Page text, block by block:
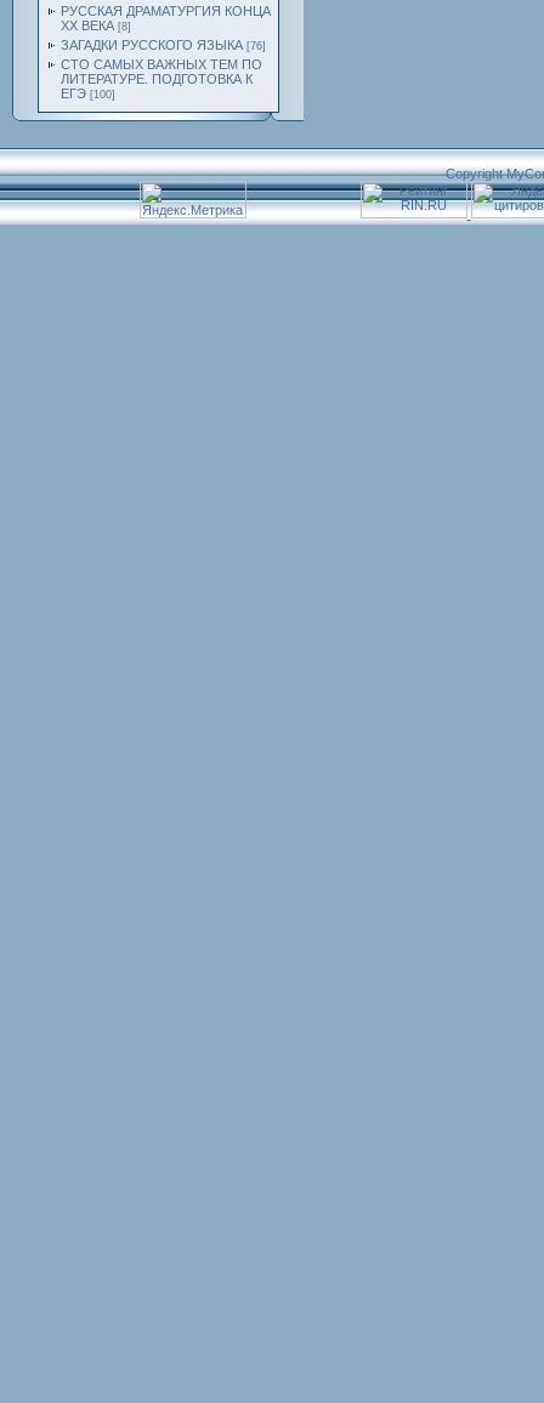
РУССКАЯ ДРАМАТУРГИЯ КОНЦА
ХХ ВЕКА [8]
ЗАГАДКИ РУССКОГО ЯЗЫКА [76]
СТО САМЫХ ВАЖНЫХ ТЕМ ПО
ЛИТЕРАТУРЕ. ПОДГОТОВКА К
ЕГЭ [100]
Copyright